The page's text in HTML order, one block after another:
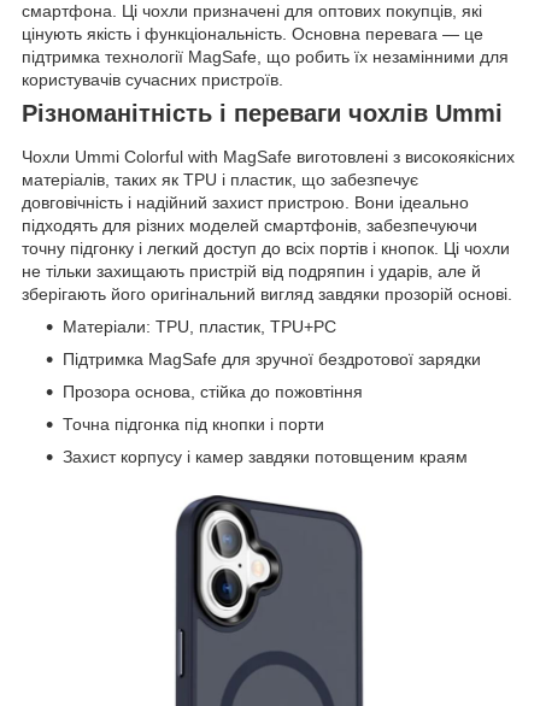
смартфона. Ці чохли призначені для оптових покупців, які
цінують якість і функціональність. Основна перевага — це
підтримка технології MagSafe, що робить їх незамінними для
користувачів сучасних пристроїв.
Різноманітність і переваги чохлів Ummi
Чохли Ummi Colorful with MagSafe виготовлені з високоякісних
матеріалів, таких як TPU і пластик, що забезпечує
довговічність і надійний захист пристрою. Вони ідеально
підходять для різних моделей смартфонів, забезпечуючи
точну підгонку і легкий доступ до всіх портів і кнопок. Ці чохли
не тільки захищають пристрій від подряпин і ударів, але й
зберігають його оригінальний вигляд завдяки прозорій основі.
Матеріали: TPU, пластик, TPU+PC
Підтримка MagSafe для зручної бездротової зарядки
Прозора основа, стійка до пожовтіння
Точна підгонка під кнопки і порти
Захист корпусу і камер завдяки потовщеним краям